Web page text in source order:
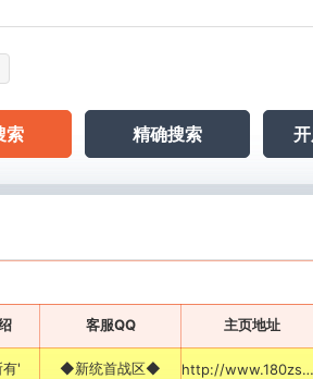
索 精确搜索
客服QQ 主页地址
' ◆新统首战区◆ http://www.180zsol.com